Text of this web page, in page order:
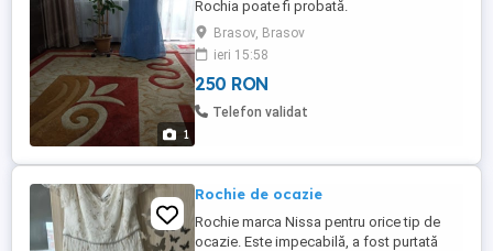
1
Rochia poate fi probată.
Brasov, Brasov
ieri 15:58
250 RON
Telefon validat
Rochie de ocazie
Rochie marca Nissa pentru orice tip de
ocazie. Este impecabilă, a fost purtată